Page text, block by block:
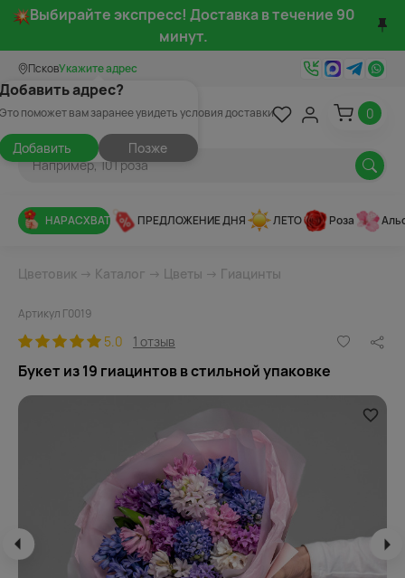
Выбирайте экспресс! Доставка в течение 90
минут.
ПсковУкажите адрес
адрес?
поможет вам заранее увидеть условия доставки
Добавить Позже
0
НАРАСХВАТ ПРЕДЛОЖЕНИЕ ДНЯ ЛЕТО Роза
Цветовик → Каталог → Цветы → Гиацинты
Артикул Г0019
5.0 1 отзыв
Букет из 19 гиацинтов в стильной упаковке